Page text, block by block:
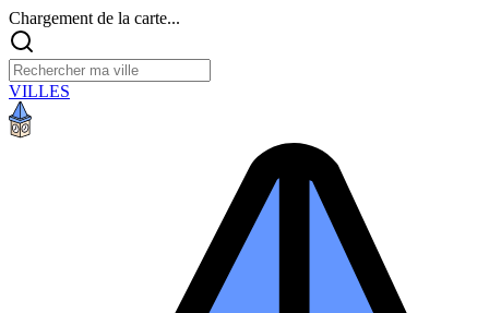
Chargement de la carte...
VILLES